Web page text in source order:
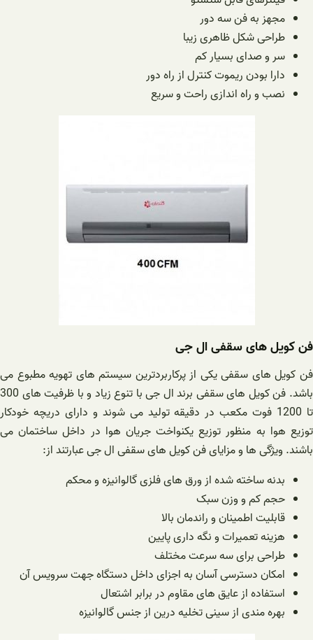
مجهز به فن سه دور
طراحی شکل ظاهری زیبا
سر و صدای بسیار کم
دارا بودن ریموت کنترل از راه دور
نصب و راه اندازی راحت و سریع
فن کویل های سقفی ال جی
فن کویل های سقفی یکی از پرکاربردترین سیستم های تهویه مطبوع می
باشد. فن کویل های سقفی برند ال جی با تنوع زیاد و با ظرفیت های 300
تا 1200 فوت مکعب در دقیقه تولید می شوند و دارای دریچه خودکار
توزیع هوا به منظور توزیع یکنواخت جریان هوا در داخل ساختمان می
باشند. ویژگی ها و مزایای فن کویل های سقفی ال جی عبارتند از:
بدنه ساخته شده از ورق های فلزی گالوانیزه و محکم
حجم کم و وزن سبک
قابلیت اطمینان و راندمان بالا
هزینه تعمیرات و نگه داری پایین
طراحی برای سه سرعت مختلف
امکان دسترسی آسان به اجزای داخل دستگاه جهت سرویس آن
استفاده از عایق های مقاوم در برابر اشتعال
بهره مندی از سینی تخلیه درین از جنس گالوانیزه